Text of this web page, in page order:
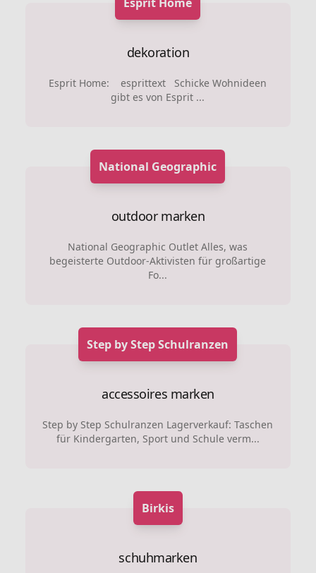
dekoration
Esprit Home: esprittext Schicke Wohnideen
gibt es von Esprit ...
National Geographic
outdoor marken
National Geographic Outlet Alles, was
begeisterte Outdoor-Aktivisten für großartige
Fo...
Step by Step Schulranzen
accessoires marken
Step by Step Schulranzen Lagerverkauf: Taschen
für Kindergarten, Sport und Schule verm...
Birkis
schuhmarken